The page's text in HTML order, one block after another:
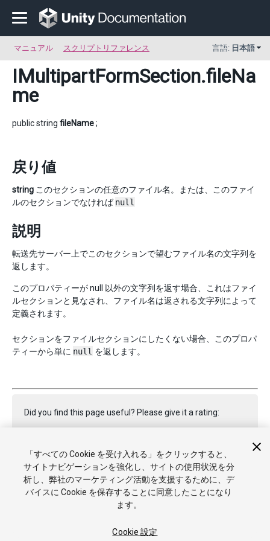
マニュアル スクリプトリファレンス 言語: 日本語
IMultipartFormSection.fileNa
me
public string fileName;
戻り値
string このセクションの任意のファイル名。または、このファイ
ルのセクションでなければnull
説明
転送先サーバー上でこのセクションで望むファイル名の文字列を
返します。
このプロパティーが null 以外の文字列を返す場合、これはファイ
ルセクションと見なされ、ファイル名は返される文字列によって
定義されます。
セクションをファイルセクションにしたくない場合、このプロパ
ティーから単に null を返します。
Did you find this page useful? Please give it a rating:
Report a problem on this page
「すべての Cookie を受け入れる」をクリックすると、
サイトナビゲーションを強化し、サイトの使用状況を分
析し、弊社のマーケティング活動を支援するために、デ
バイスに Cookie を保存することに同意したことになり
ます。
Cookie 設定